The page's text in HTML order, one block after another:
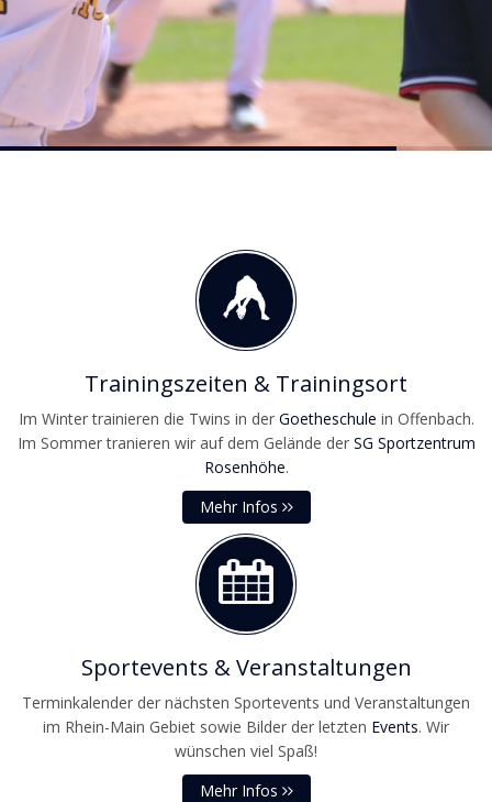
Trainingszeiten & Trainingsort
Im Winter trainieren die Twins in der Goetheschule in Offenbach.
Im Sommer tranieren wir auf dem Gelände der SG Sportzentrum
Rosenhöhe.
Mehr Infos
Sportevents & Veranstaltungen
Terminkalender der nächsten Sportevents und Veranstaltungen
im Rhein-Main Gebiet sowie Bilder der letzten Events. Wir
wünschen viel Spaß!
Mehr Infos